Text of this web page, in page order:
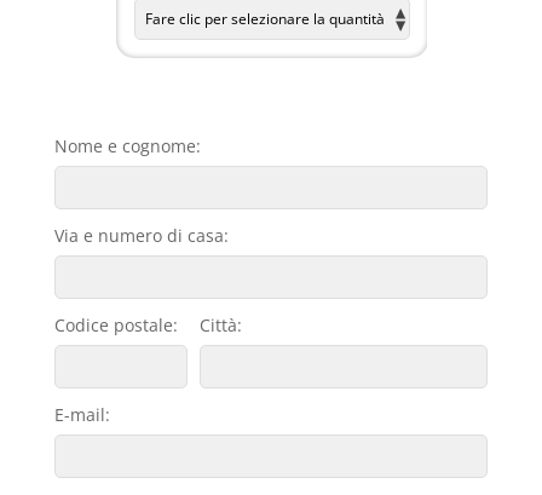
Nome e cognome:
Via e numero di casa:
Codice postale: Città:
E-mail: